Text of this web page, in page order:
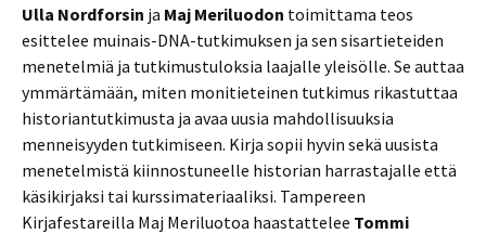
Ulla Nordforsin ja Maj Meriluodon toimittama teos
esittelee muinais-DNA-tutkimuksen ja sen sisartieteiden
menetelmiä ja tutkimustuloksia laajalle yleisölle. Se auttaa
ymmärtämään, miten monitieteinen tutkimus rikastuttaa
historiantutkimusta ja avaa uusia mahdollisuuksia
menneisyyden tutkimiseen. Kirja sopii hyvin sekä uusista
menetelmistä kiinnostuneelle historian harrastajalle että
käsikirjaksi tai kurssimateriaaliksi. Tampereen
Kirjafestareilla Maj Meriluotoa haastattelee Tommi